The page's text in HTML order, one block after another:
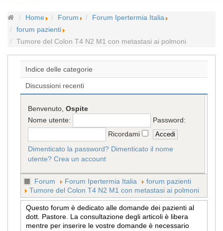
Home Forum
Forum Ipertermia Italia
forum pazienti
Tumore del Colon T4 N2 M1 con metastasi ai polmoni
Indice delle categorie
Discussioni recenti
Benvenuto,Ospite
Nome utente:
Password:
Ricordami
Dimenticato la password? Dimenticato il nome
utente? Crea un account
Forum Forum Ipertermia Italia
forum pazienti
Tumore del Colon T4 N2 M1 con metastasi ai polmoni
Questo forum è dedicato alle domande dei pazienti al
dott. Pastore. La consultazione degli articoli è libera
mentre per inserire le vostre domande è necessario